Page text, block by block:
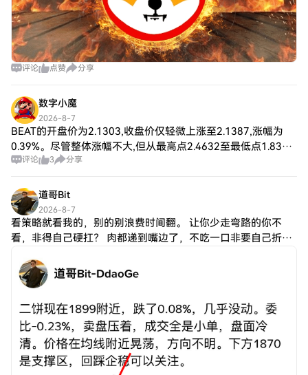
评论 点赞 分享
数字小魔
2026-8-7
BEAT的开盘价为2.1303,收盘价仅轻微上涨至2.1387,涨幅为
0.39%。尽管整体涨幅不大,但从最高点2.4632至最低点1.8378
的波动区间显示出较大的市场活跃度。这种波动考验了投资者
评论 3 分享
道哥Bit
2026-8-7
看策略就看我的，别的别浪费时间翻。 让你少走弯路的你不
看，非得自己硬扛？ 肉都递到嘴边了，不吃一口非要自己折
没那么复杂，位置对了，剩下的就是跟